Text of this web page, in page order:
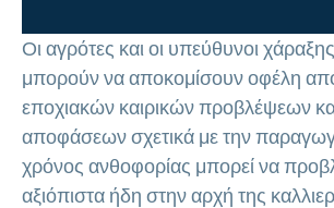
Οι αγρότες και οι υπεύθυνοι
μπορούν να αποκομίσουν οφέλη
εποχιακών καιρικών προβλέψεων
αποφάσεων σχετικά με την
χρόνος ανθοφορίας μπορεί να
αξιόπιστα ήδη στην αρχή της